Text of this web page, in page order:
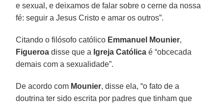
e sexual, e deixamos de falar sobre o cerne da nossa
fé: seguir a Jesus Cristo e amar os outros”.
Citando o filósofo católico Emmanuel Mounier,
Figueroa disse que a Igreja Católica é “obcecada
demais com a sexualidade”.
De acordo com Mounier, disse ela, “o fato de a
doutrina ter sido escrita por padres que tinham que